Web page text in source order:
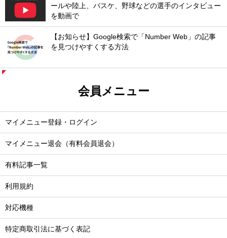
ールや陸上、バスケ、野球などの選手のインタビュー
を動画で
【お知らせ】Google検索で「Number Web」の記事
を見つけやすくする方法
会員メニュー
マイメニュー登録・ログイン
マイメニュー退会（有料会員退会）
有料記事一覧
利用規約
対応機種
特定商取引法に基づく表記